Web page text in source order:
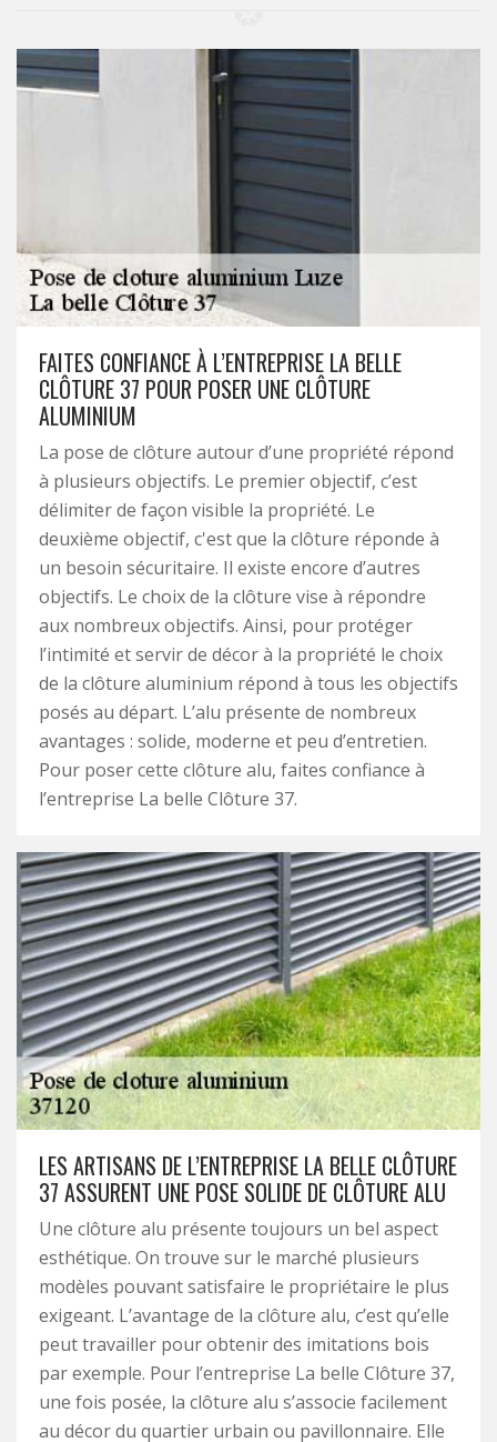
FAITES CONFIANCE À L’ENTREPRISE LA BELLE
CLÔTURE 37 POUR POSER UNE CLÔTURE
ALUMINIUM
La pose de clôture autour d’une propriété répond
à plusieurs objectifs. Le premier objectif, c’est
délimiter de façon visible la propriété. Le
deuxième objectif, c'est que la clôture réponde à
un besoin sécuritaire. Il existe encore d’autres
objectifs. Le choix de la clôture vise à répondre
aux nombreux objectifs. Ainsi, pour protéger
l’intimité et servir de décor à la propriété le choix
de la clôture aluminium répond à tous les objectifs
posés au départ. L’alu présente de nombreux
avantages : solide, moderne et peu d’entretien.
Pour poser cette clôture alu, faites confiance à
l’entreprise La belle Clôture 37.
LES ARTISANS DE L’ENTREPRISE LA BELLE CLÔTURE
37 ASSURENT UNE POSE SOLIDE DE CLÔTURE ALU
Une clôture alu présente toujours un bel aspect
esthétique. On trouve sur le marché plusieurs
modèles pouvant satisfaire le propriétaire le plus
exigeant. L’avantage de la clôture alu, c’est qu’elle
peut travailler pour obtenir des imitations bois
par exemple. Pour l’entreprise La belle Clôture 37,
une fois posée, la clôture alu s’associe facilement
au décor du quartier urbain ou pavillonnaire. Elle